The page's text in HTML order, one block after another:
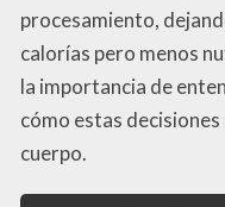
procesamiento,
calorías pero menos
la importancia de
cómo estas
cuerpo.